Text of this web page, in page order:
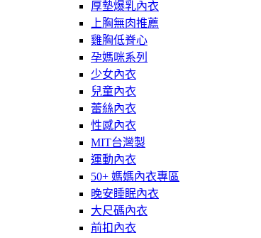
厚墊爆乳內衣
上胸無肉推薦
雞胸低脊心
孕媽咪系列
少女內衣
兒童內衣
蕾絲內衣
性感內衣
MIT台灣製
運動內衣
50+ 媽媽內衣專區
晚安睡眠內衣
大尺碼內衣
前扣內衣